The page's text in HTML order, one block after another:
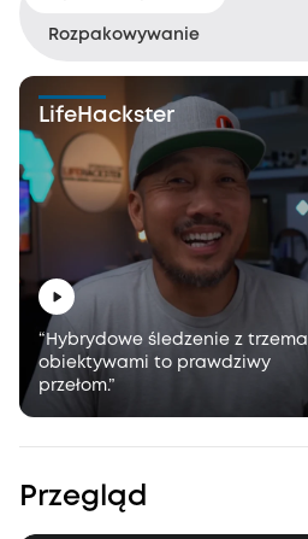
Rozpakowywanie
LifeHackster
“Hybrydowe śledzenie z trzema
obiektywami to prawdziwy
przełom.”
Przegląd